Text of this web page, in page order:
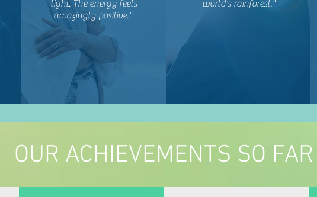
light. The energy feels
amazingly positive."
world's rainforest."
OUR ACHIEVEMENTS SO FAR